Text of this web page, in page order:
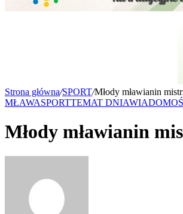
Strona główna/SPORT/Młody mławianin
MŁAWASPORTTEMAT DNIA
Młody mławianin